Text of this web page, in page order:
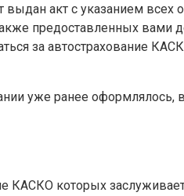
акт с указанием
предоставленных
за автострахование
уже ранее
КАСКО которых